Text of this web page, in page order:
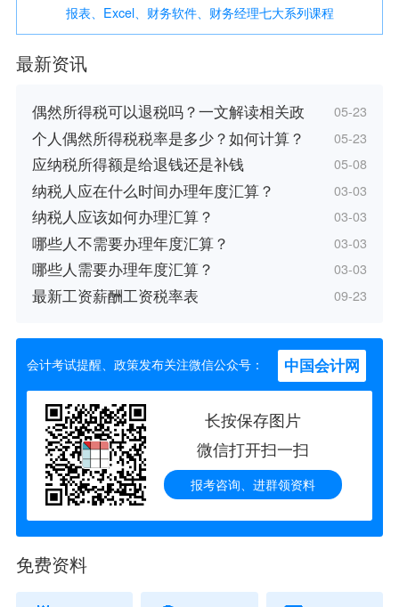
报表、Excel、财务软件、财务经理七大系列课程
最新资讯
偶然所得税可以退税吗？一文解读相关政 05-23
个人偶然所得税税率是多少？如何计算？ 05-23
应纳税所得额是给退钱还是补钱 05-08
纳税人应在什么时间办理年度汇算？ 03-03
纳税人应该如何办理汇算？ 03-03
哪些人不需要办理年度汇算？ 03-03
哪些人需要办理年度汇算？ 03-03
最新工资薪酬工资税率表 09-23
会计考试提醒、政策发布关注微信公众号： 中国会计网
长按保存图片
微信打开扫一扫
报考咨询、进群领资料
免费资料